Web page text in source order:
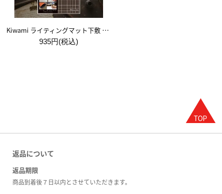
Kiwami ライティングマット下敷 A5【ブラウン&キャメル】
935円(税込)
返品について
返品期限
商品到着後７日以内とさせていただきます。